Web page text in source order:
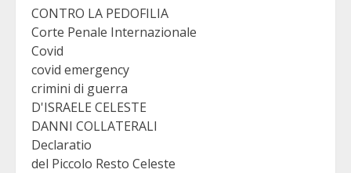
CONTRO LA PEDOFILIA
Corte Penale Internazionale
Covid
covid emergency
crimini di guerra
D'ISRAELE CELESTE
DANNI COLLATERALI
Declaratio
del Piccolo Resto Celeste